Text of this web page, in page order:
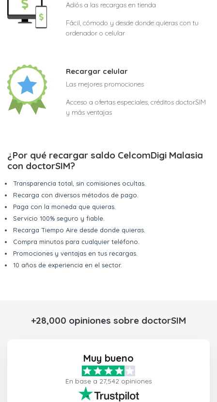
Adiós a las recargas en tienda
Fácil, cómodo y desde donde quieras con tu
ordenador o celular
Recargar celular
Las mejores promociones
Acceso a ofertas especiales, créditos doctorSIM
y más ventajas
¿Por qué recargar saldo CelcomDigi Malasia
con doctorSIM?
Transparencia total, sin comisiones ocultas.
Recarga con diversos métodos de pago.
Paga con la moneda que quieras.
Servicio 100% seguro y fiable.
Recarga Tiempo Aire desde donde quieras.
Compra minutos para cualquier teléfono.
Promociones y ventajas en tus recargas.
10 años de experiencia en el sector.
+28,000 opiniones sobre doctorSIM
Muy bueno
En base a 27,542 opiniones